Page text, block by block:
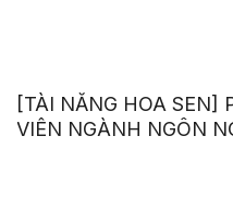
[TÀI NĂNG HOA SEN]
VIÊN NGÀNH NGÔN